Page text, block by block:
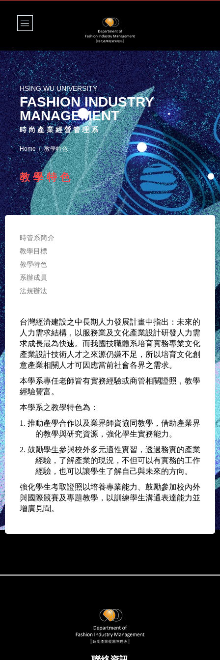
HSING WU UNIVERSITY
FASHION INDUSTRY
MANAGEMENT
時尚產業經營管理系
Home 教學特色
教學特色
時管系簡介
教學目標
教學特色
系辦成員
法規辦法
台灣經濟建設之中長期人力發展計畫中指出：未來的
人力需求結構，以服務業及文化產業設計研發人力需
求成長最為快速。而我國技職體系培育實務專業文化
產業設計技術人才之來源仍嫌不足，所以培育文化創
意產業相關人才可因應當前社會各界之需求。
本學系專任老師皆有實務經驗或商管相關證照，教學
經驗豐富。
本學系之教學特色為：
1. 推動產學合作以及業界師資協同教學，借助產業界
的教學與研究資源，強化學生實務能力。
2. 鼓勵學生參與校外多元適性實習，透過務實的產業
經驗，了解產業的現況，不但可以有實務的工作
經驗，也可以讓學生了解自己與未來的方向。
強化學生考取證照以培養專業能力、鼓勵參加校內外
與國際競賽及專題教學，以訓練學生溝通表達能力並
增廣見聞。